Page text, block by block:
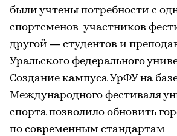
были учтены потребности с
спортсменов-участников
другой — студентов и
Уральского федерального
Создание кампуса УрФУ на
Международного фестиваля
спорта позволило обновить
по современным стандартам